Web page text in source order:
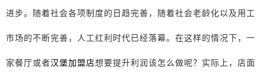
进步。随着社会各项制度的日趋完善，随着社会老龄化以及用工
市场的不断完善，人工红利时代已经落幕。在这样的情况下，一
家餐厅或者汉堡加盟店想要提升利润该怎么做呢？实际上，店面